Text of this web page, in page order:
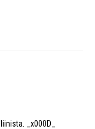
_x000D_